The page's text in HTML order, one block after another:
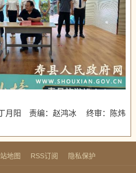
月阳 责编：赵鸿冰 终审：陈炜
地图 RSS订阅 隐私保护